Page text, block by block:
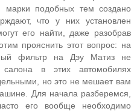
подобных тем создано
что у них установлен
его найти, даже разобрав
прояснить этот вопрос: на
фильтр на Дэу Матиз не
в этих автомобилях
но это не мешает вам
Для начала разберемся,
его вообще необходимо